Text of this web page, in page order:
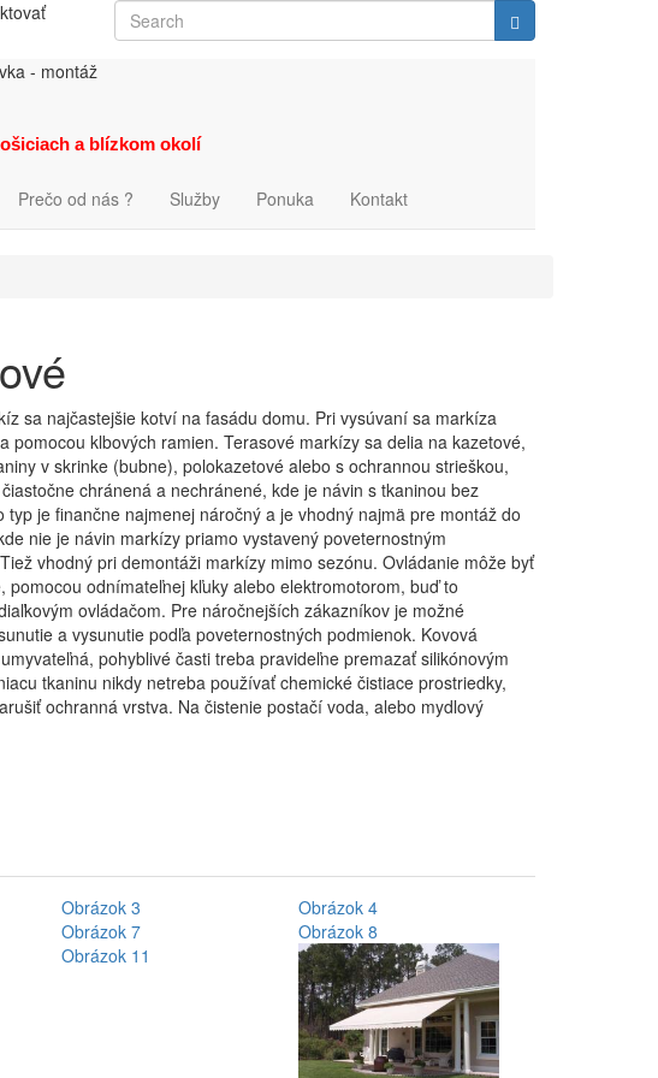
Search Search
- montáž
a blízkom okolí
Prečo od nás ? Služby Ponuka Kontakt
sa najčastejšie kotví na fasádu domu. Pri vysúvaní sa markíza
pomocou klbových ramien. Terasové markízy sa delia na kazetové,
v skrinke (bubne), polokazetové alebo s ochrannou strieškou,
chránená a nechránené, kde je návin s tkaninou bez
typ je finančne najmenej náročný a je vhodný najmä pre montáž do
nie je návin markízy priamo vystavený poveternostným
vhodný pri demontáži markízy mimo sezónu. Ovládanie môže byť
pomocou odnímateľnej kľuky alebo elektromotorom, buď to
ovládačom. Pre náročnejších zákazníkov je možné
a vysunutie podľa poveternostných podmienok. Kovová
pohyblivé časti treba pravideľne premazať silikónovým
tkaninu nikdy netreba používať chemické čistiace prostriedky,
ochranná vrstva. Na čistenie postačí voda, alebo mydlový
Obrázok 3
Obrázok 4
Obrázok 7
Obrázok 8
Obrázok 11